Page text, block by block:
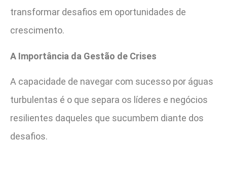
transformar desafios em oportunidades de
crescimento.
A Importância da Gestão de Crises
A capacidade de navegar com sucesso por águas
turbulentas é o que separa os líderes e negócios
resilientes daqueles que sucumbem diante dos
desafios.